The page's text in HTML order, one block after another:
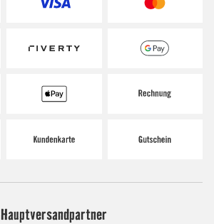
Hauptversandpartner